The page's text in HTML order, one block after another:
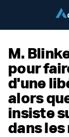
M.
pour
d'une
alors
insiste
dans